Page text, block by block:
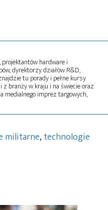
hardware i
dyrektorzy działów R&D,
tu porady i pełne kursy
branży w kraju i na świecie oraz
medialnego imprez targowych,
militarne, technologie